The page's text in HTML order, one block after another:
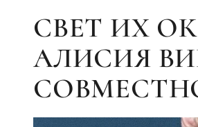
СВЕТ ИХ
АЛИСИЯ